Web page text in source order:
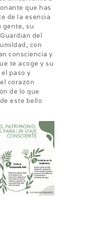
que has
de la esencia
gente, su
del
con
consciencia y
te acoge y su
paso y
corazón
de lo que
este bello